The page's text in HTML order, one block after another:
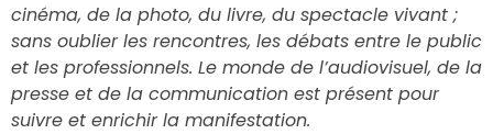
cinéma, de la photo, du livre, du spectacle vivant ;
sans oublier les rencontres, les débats entre le public
et les professionnels. Le monde de l’audiovisuel, de la
presse et de la communication est présent pour
suivre et enrichir la manifestation.